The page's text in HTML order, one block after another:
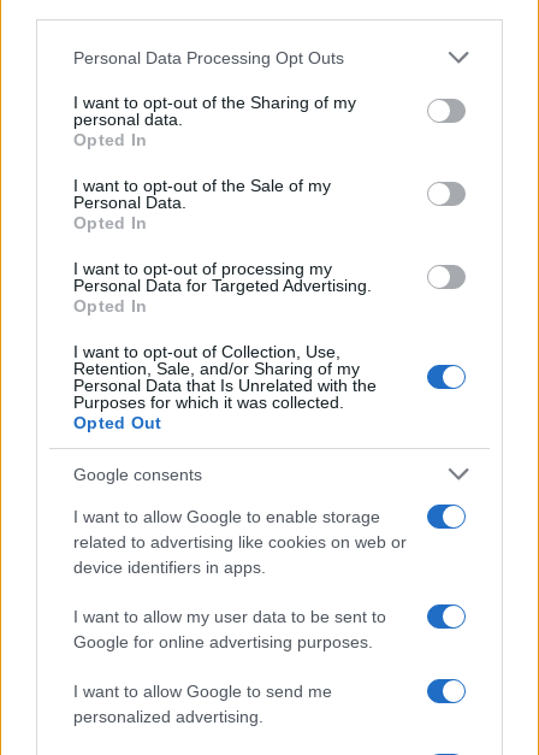
Please note that this website/app uses one or more Google
not limited to your visit or usage behaviour. You may click to
grant or deny consent to Google and its third-party tags to
use your data for below specified purposes in below Google
consent section.
Personal Data Processing Opt Outs
I want to opt-out of the Sharing of my
personal data.
Opted In
I want to opt-out of the Sale of my
Personal Data.
Opted In
I want to opt-out of processing my
Personal Data for Targeted Advertising.
Opted In
I want to opt-out of Collection, Use,
Retention, Sale, and/or Sharing of my
Personal Data that Is Unrelated with the
Purposes for which it was collected.
Opted Out
Google consents
I want to allow Google to enable storage
related to advertising like cookies on web or
device identifiers in apps.
I want to allow my user data to be sent to
Google for online advertising purposes.
I want to allow Google to send me
personalized advertising.
Barreras no arancelarias: normas
técnicas, subsidios y compras públicas
ECONOMÍA